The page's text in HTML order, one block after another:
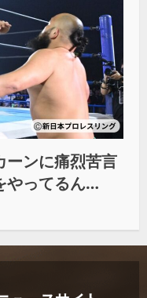
ーンに痛烈苦言
やってるん